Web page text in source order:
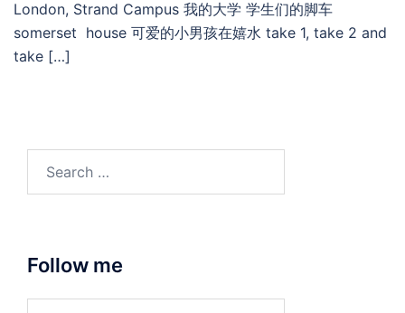
London, Strand Campus 我的大学 学生们的脚车
somerset house 可爱的小男孩在嬉水 take 1, take 2 and
take […]
Follow me